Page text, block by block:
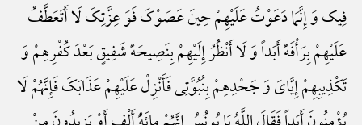
فِیک وَ إِنَّمَا دَعَوْتُ عَلَیْهِمْ حِینَ عَصَوْکَ فَوَ عِزَّتِکَ لَا أَتَعَطَّفُ
عَلَیْهِمْ بِرَأْفَهًْ أَبَداً وَ لَا أَنْظُرُ إِلَیْهِمْ بِنَصِیحَهًْ شَفِیقٍ بَعْدَ کُفْرِهِمْ وَ
تَکْذِیبِهِمْ إِیَّایَ وَ جَحْدِهِمْ بِنُبُوَّتِی فَأَنْزِلْ عَلَیْهِمْ عَذَابَکَ فَإِنَّهُمْ لَا